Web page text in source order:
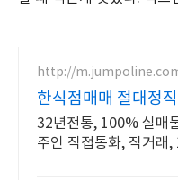
http://
한식점매매 절대정
빠른 직거래 & 안전
32년전통, 100% 실매
주인 직접통화, 직거래